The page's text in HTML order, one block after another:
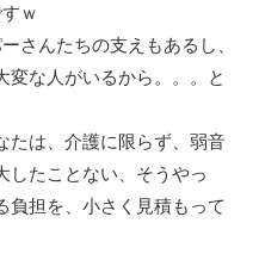
ｗ
さんたちの支えもあるし、
変な人がいるから。。。と
たは、介護に限らず、弱音
したことない、そうやっ
負担を、小さく見積もって